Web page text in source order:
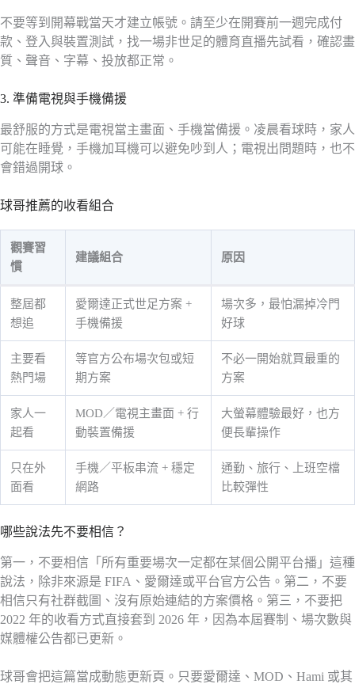
不要等到開幕戰當天才建立帳號。請至少在開賽前一週完成付
款、登入與裝置測試，找一場非世足的體育直播先試看，確認畫
質、聲音、字幕、投放都正常。
3. 準備電視與手機備援
最舒服的方式是電視當主畫面、手機當備援。凌晨看球時，家人
可能在睡覺，手機加耳機可以避免吵到人；電視出問題時，也不
會錯過開球。
球哥推薦的收看組合
觀賽習
慣
建議組合 原因
整屆都
想追
愛爾達正式世足方案 +
手機備援
場次多，最怕漏掉冷門
好球
主要看
熱門場
等官方公布場次包或短
期方案
不必一開始就買最重的
方案
家人一
起看
MOD／電視主畫面 + 行
動裝置備援
大螢幕體驗最好，也方
便長輩操作
只在外
面看
手機／平板串流 + 穩定
網路
通勤、旅行、上班空檔
比較彈性
哪些說法先不要相信？
第一，不要相信「所有重要場次一定都在某個公開平台播」這種
說法，除非來源是 FIFA、愛爾達或平台官方公告。第二，不要
相信只有社群截圖、沒有原始連結的方案價格。第三，不要把
2022 年的收看方式直接套到 2026 年，因為本屆賽制、場次數與
媒體權公告都已更新。
球哥會把這篇當成動態更新頁。只要愛爾達、MOD、Hami 或其